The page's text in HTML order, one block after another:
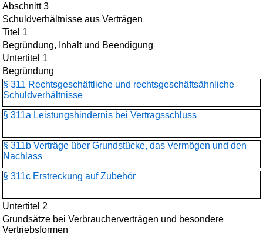
Abschnitt 3
Schuldverhältnisse aus Verträgen
Titel 1
Begründung, Inhalt und Beendigung
Untertitel 1
Begründung
§ 311 Rechtsgeschäftliche und rechtsgeschäftsähnliche
Schuldverhältnisse
§ 311a Leistungshindernis bei Vertragsschluss
§ 311b Verträge über Grundstücke, das Vermögen und den
Nachlass
§ 311c Erstreckung auf Zubehör
Untertitel 2
Grundsätze bei Verbraucherverträgen und besondere
Vertriebsformen